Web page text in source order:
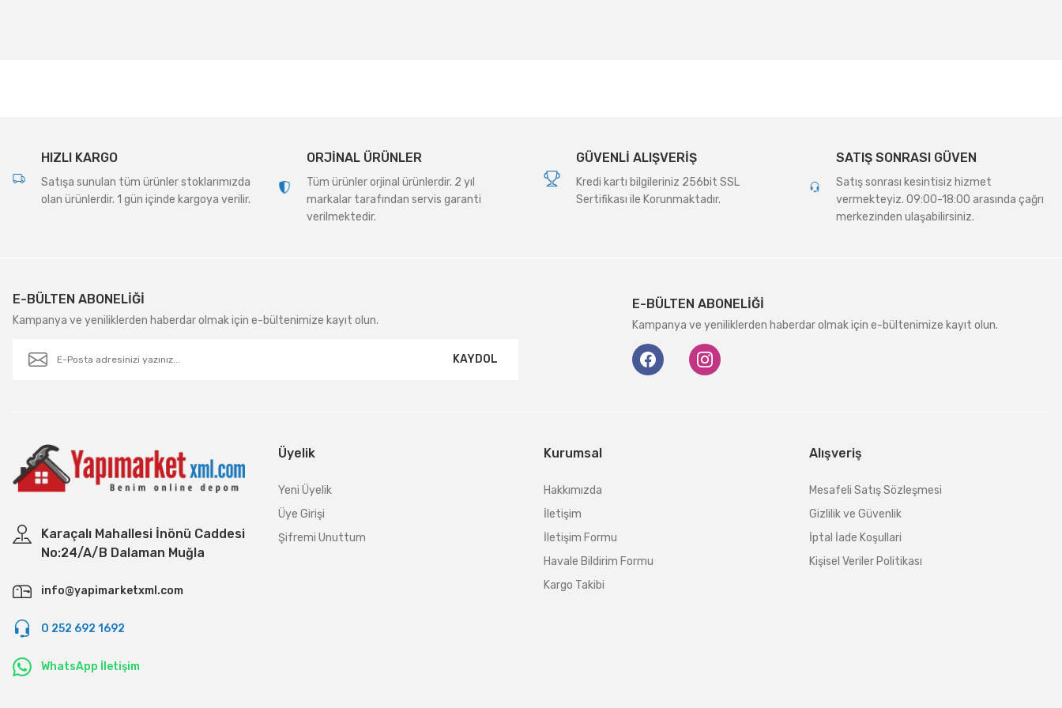
HIZLI KARGO
Satışa sunulan tüm ürünler stoklarımızda
olan ürünlerdir. 1 gün içinde kargoya verilir.
ORJİNAL ÜRÜNLER
Tüm ürünler orjinal ürünlerdir. 2 yıl
markalar tarafından servis garanti
verilmektedir.
GÜVENLİ ALIŞVERİŞ
Kredi kartı bilgileriniz 256bit SSL
Sertifikası ile Korunmaktadır.
SATIŞ SONRASI GÜVEN
Satış sonrası kesintisiz hizmet
vermekteyiz. 09:00-18:00 arasında çağrı
merkezinden ulaşabilirsiniz.
E-BÜLTEN ABONELİĞİ
Kampanya ve yeniliklerden haberdar olmak için e-bültenimize kayıt olun.
KAYDOL
E-BÜLTEN ABONELİĞİ
Kampanya ve yeniliklerden haberdar olmak için e-bültenimize kayıt olun.
Karaçalı Mahallesi İnönü Caddesi
No:24/A/B Dalaman Muğla
info@yapimarketxml.com
0 252 692 1692
WhatsApp İletişim
Üyelik
Yeni Üyelik
Üye Girişi
Şifremi Unuttum
Kurumsal
Hakkımızda
İletişim
İletişim Formu
Havale Bildirim Formu
Kargo Takibi
Alışveriş
Mesafeli Satış Sözleşmesi
Gizlilik ve Güvenlik
İptal İade Koşullari
Kişisel Veriler Politikası